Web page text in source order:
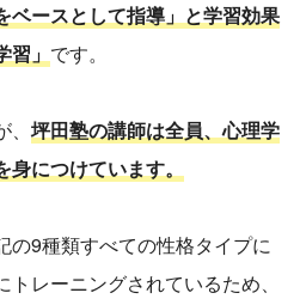
ベースとして指導」と学習効果
」 です。
坪田塾の講師は全員、心理学
につけています。
の9種類すべての性格タイプに
レーニングされているため、